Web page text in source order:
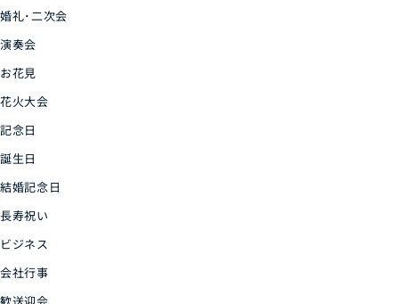
婚礼･二次会
演奏会
お花見
花火大会
記念日
誕生日
結婚記念日
長寿祝い
ビジネス
会社行事